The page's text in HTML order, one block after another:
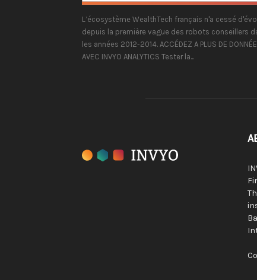
L’écosystème WealthTech français n'a cessé
depuis la première vague des robots conseillers
les années 2012-2014. ACCÉDEZ A PLUS DE
AVEC INVYO ANALYTICS Tester la...